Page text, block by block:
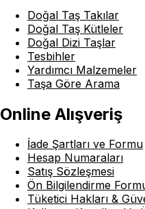
Doğal Taş Takılar
Doğal Taş Kütleler
Doğal Dizi Taşlar
Tesbihler
Yardımcı Malzemeler
Taşa Göre Arama
Online Alışveriş
İade Şartları ve Formu
Hesap Numaraları
Satış Sözleşmesi
Ön Bilgilendirme
Tüketici Hakları &